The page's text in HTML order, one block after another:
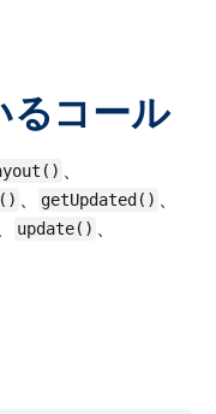
るコール
、
、 getUpdated() 、
update() 、